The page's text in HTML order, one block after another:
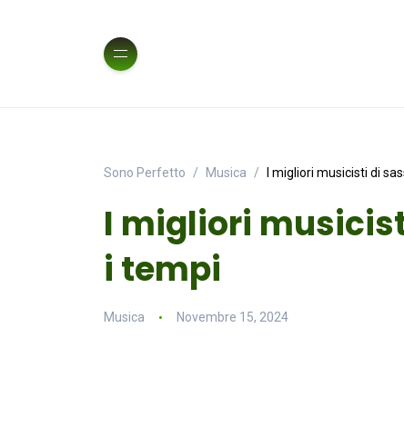
Sono Perfetto Musica I migliori musicisti di
I migliori
i tempi
Musica Novembre 15, 2024